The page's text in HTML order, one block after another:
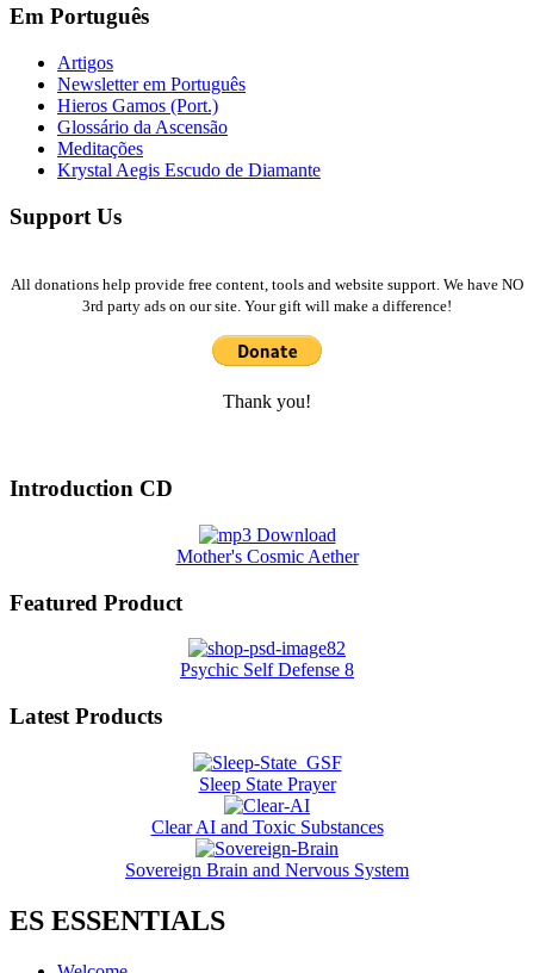
Em Português
Artigos
Newsletter em Português
Hieros Gamos (Port.)
Glossário da Ascensão
Meditações
Krystal Aegis Escudo de Diamante
Support Us
All donations help provide free content, tools and website support. We have NO
3rd party ads on our site. Your gift will make a difference!
Thank you!
Introduction CD
Mother's Cosmic Aether
Featured Product
Psychic Self Defense 8
Latest Products
Sleep State Prayer
Clear AI and Toxic Substances
Sovereign Brain and Nervous System
ES ESSENTIALS